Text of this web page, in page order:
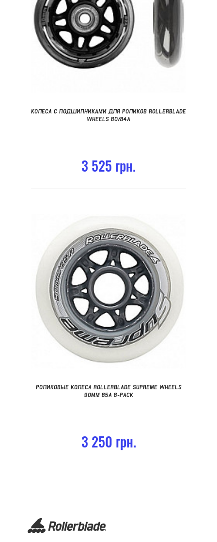
КОЛЕСА С ПОДШИПНИКАМИ ДЛЯ РОЛИКОВ ROLLERBLADE
WHEELS 80/84A
3 525 грн.
РОЛИКОВЫЕ КОЛЕСА ROLLERBLADE SUPREME WHEELS
90MM 85A 8-PACK
3 250 грн.